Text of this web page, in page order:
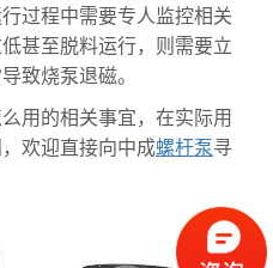
过程中需要专人监控相关
甚至脱料运行，则需要立
致烧泵退磁。
用的相关事宜，在实际用
欢迎直接向中成螺杆泵寻